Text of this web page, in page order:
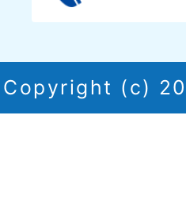
Copyright (c)